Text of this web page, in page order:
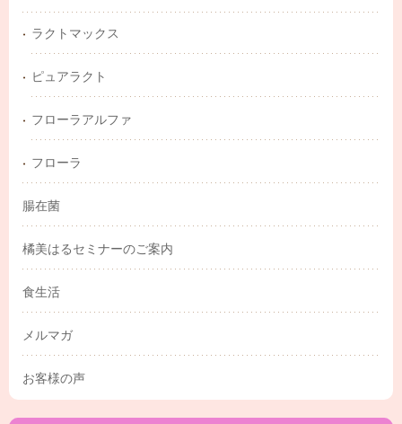
ラクトマックス
ピュアラクト
フローラアルファ
フローラ
腸在菌
橘美はるセミナーのご案内
食生活
メルマガ
お客様の声